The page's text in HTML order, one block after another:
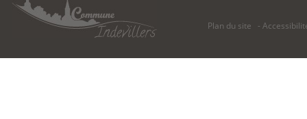
Plan du site